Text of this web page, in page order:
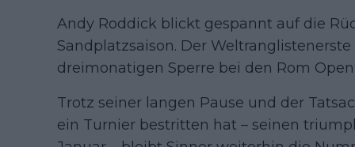
Andy Roddick blickt gespannt auf die
Sandplatzsaison. Der
dreimonatigen Sperre bei den Rom
Trotz seiner langen Pause und der
ein Turnier bestritten hat – seinen